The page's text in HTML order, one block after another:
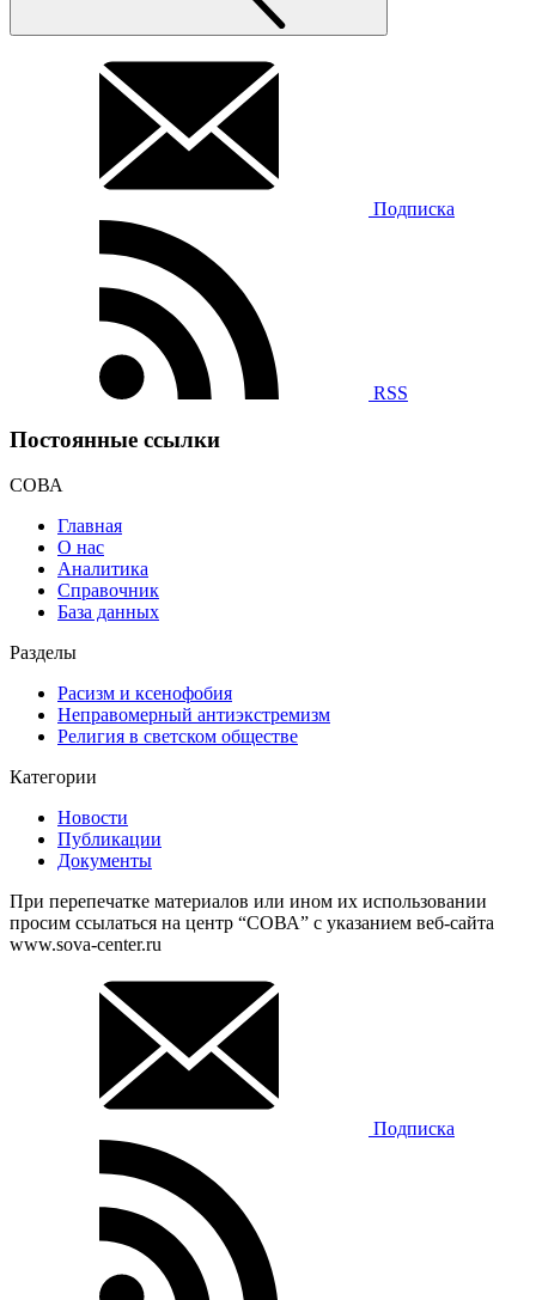
Подписка
RSS
Постоянные ссылки
СОВА
Главная
О нас
Аналитика
Справочник
База данных
Разделы
Расизм и ксенофобия
Неправомерный антиэкстремизм
Религия в светском обществе
Категории
Новости
Публикации
Документы
При перепечатке материалов или ином их использовании
просим ссылаться на центр “СОВА” с указанием веб-сайта
www.sova-center.ru
Подписка